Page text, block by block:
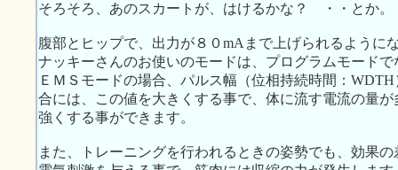
そろそろ、あのスカートが、はけるかな？ ・・とか。
腹部とヒップで、出力が８０mAまで上げられるように
ナッキーさんのお使いのモードは、プログラムモード
ＥＭＳモードの場合、パルス幅（位相持続時間：
合には、この値を大きくする事で、体に流す電流の量
強くする事ができます。
また、トレーニングを行われるときの姿勢でも、効果